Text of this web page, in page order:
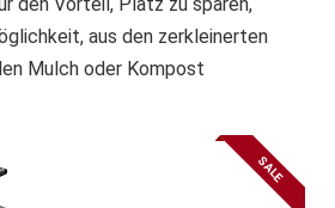
aus den zerkleinerten
Mulch oder Kompost
SALE